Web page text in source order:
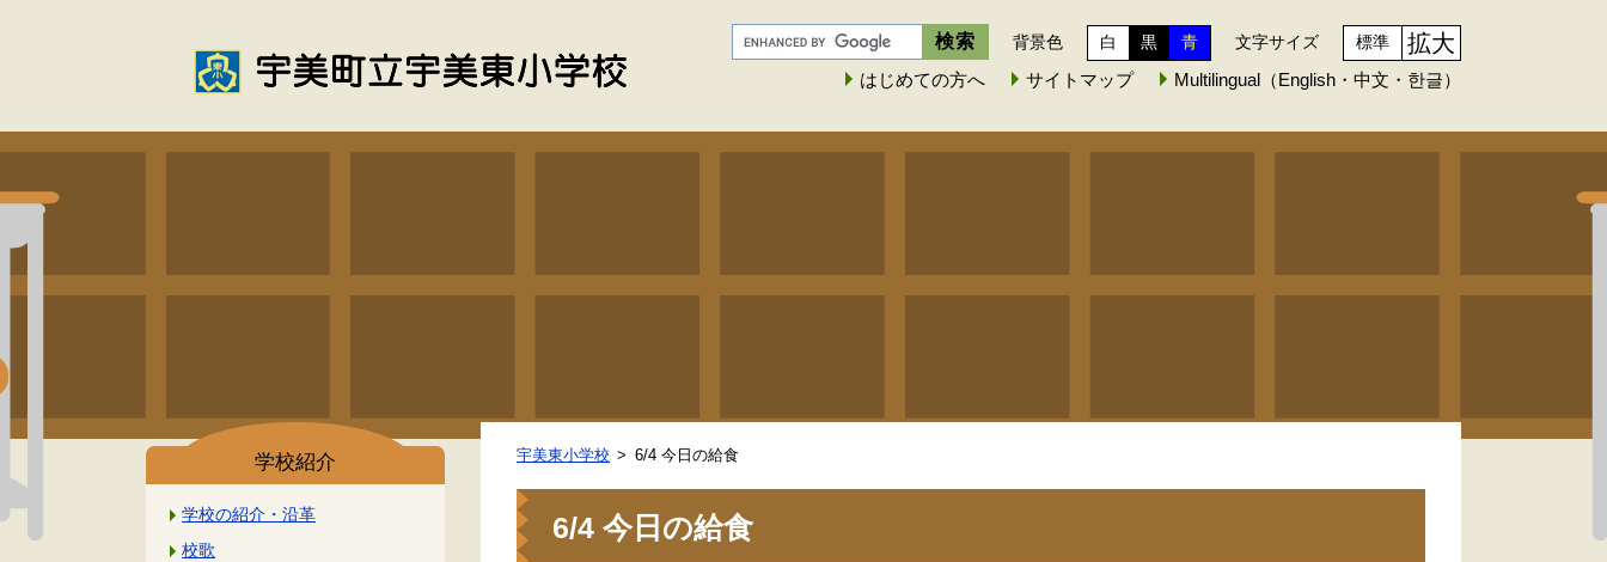
背景色 白 黒 青 文字サイズ 標準 拡大
はじめての方へ サイトマップ Multilingual（English・中文・한글）
学校紹介
学校の紹介・沿革
校歌
宇美東小学校 6/4 今日の給食
6/4 今日の給食